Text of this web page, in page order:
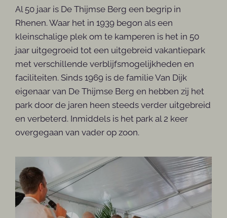
Al 50 jaar is De Thijmse Berg een begrip in
Rhenen. Waar het in 1939 begon als een
kleinschalige plek om te kamperen is het in 50
jaar uitgegroeid tot een uitgebreid vakantiepark
met verschillende verblijfsmogelijkheden en
faciliteiten. Sinds 1969 is de familie Van Dijk
eigenaar van De Thijmse Berg en hebben zij het
park door de jaren heen steeds verder uitgebreid
en verbeterd. Inmiddels is het park al 2 keer
overgegaan van vader op zoon.